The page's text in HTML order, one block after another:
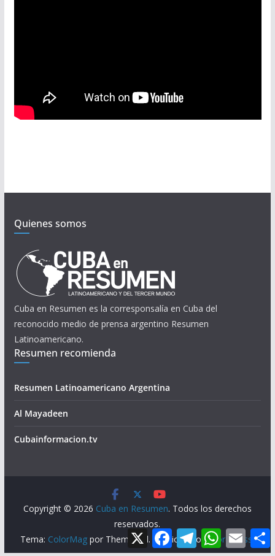
Quienes somos
Cuba en Resumen es la corresponsalía en Cuba del
reconocido medio de prensa argentino Resumen
Latinoamericano.
Resumen recomienda
Resumen Latinoamericano Argentina
Al Mayadeen
Cubainformacion.tv
Copyright © 2026 Cuba en Resumen. Todos los derechos
reservados.
Tema: ColorMag por ThemeGrill. Funciona conWordPress .
X F
a
c
T
e
l
W
h
a
E
m
a